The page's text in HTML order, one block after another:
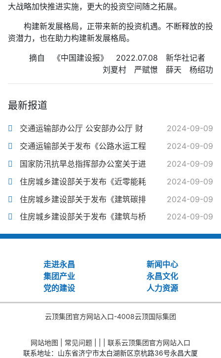
大战略加快推进实施，更大的投资空间随之拓展。
构建新发展格局，正带来新的投资机遇。不断释放的投
资潜力，也在助力构建新发展格局。
摘自 《中国建设报》 2022.07.08 新华社记者
刘夏村 严赋憬 薛天 杨绍功
最新报道
交通运输部办公厅 公安部办公厅 财
2024-09-09
交通运输部关于发布《公路水运工程
2024-09-09
国家防汛抗旱总指挥部办公室关于进
2024-09-09
住房城乡建设部关于发布《近零能耗
2024-09-09
住房城乡建设部关于发布《建筑碳排
2024-09-09
住房城乡建设部关于发布《建筑与桥
2024-09-09
走进永昌
新闻中心
集团产业
永昌文化
党的建设
人力资源
云顶集团官方网站入口-4008云顶国际集团
网站地图 常见问题
联系云顶集团官方网站入口
联系地址：山东省济宁市太白湖新区京杭路36号永昌大厦